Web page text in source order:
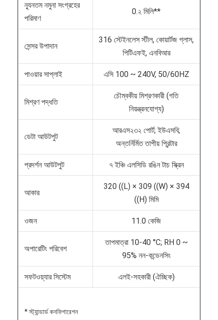
ন্যূনতম নমুনা সংগ্রহের
পরিমাণ
0.২ মিলি**
সেন্সর উপাদান
316 স্টেইনলেস স্টীল, কোয়ার্টজ গ্লাস,
পিটিএফই, এনবিআর
পাওয়ার সাপ্লাই এসি 100 ~ 240V, 50/60HZ
মিশ্রণ পদ্ধতি
চৌম্বকীয় মিশ্রণকারী (গতি
নিয়ন্ত্রনযোগ্য)
ডেটা আউটপুট
আরএস২৩২ পোর্ট; ইউএসবি;
অন্তর্নির্মিত তাপীয় প্রিন্টার
প্রদর্শন আউটপুট ৭ ইঞ্চি এলসিডি রঙিন টাচ স্ক্রিন
আকার
320 ((L) × 309 ((W) × 394
((H) মিমি
ওজন 11.0 কেজি
অপারেটিং পরিবেশ
তাপমাত্রা 10-40 °C; RH 0 ~
95% নন-কন্ডেনসিং
সফটওয়্যার সিস্টেম এলই-সহকারী (ঐচ্ছিক)
* স্ট্যান্ডার্ড কনফিগারেশন